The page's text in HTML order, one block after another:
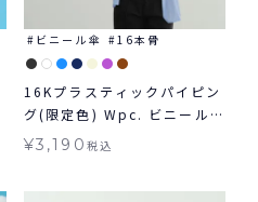
ビニール傘 16本骨
16Kプラスティックパイピン
グ(限定色) Wpc. ビニール
傘 長傘 雨傘 16本骨 多骨
¥3,190 税込